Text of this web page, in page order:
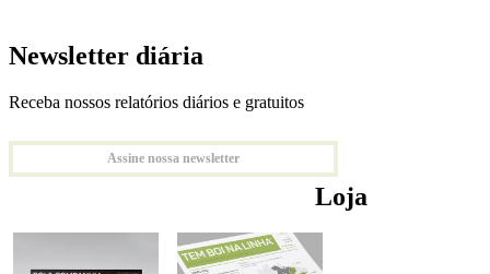
Newsletter diária
Receba nossos relatórios diários e gratuitos
Assine nossa newsletter
Loja